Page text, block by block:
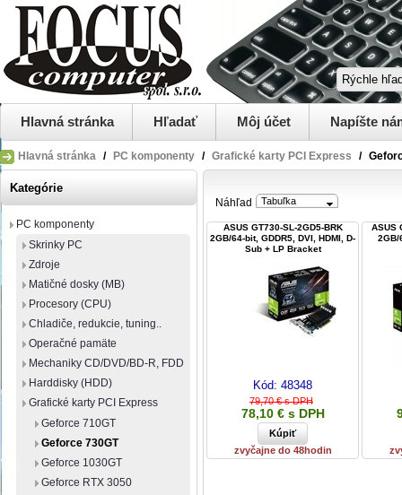
Hlavná stránka Hľadať Môj účet Napíšte
Hlavná stránka / PC komponenty / Grafické karty PCI Express /
Kategórie
PC komponenty
Skrinky PC
Zdroje
Matičné dosky (MB)
Procesory (CPU)
Chladiče, redukcie, tuning..
Operačné pamäte
Mechaniky CD/DVD/BD-R, FDD
Harddisky (HDD)
Grafické karty PCI Express
Geforce 710GT
Geforce 730GT
Geforce 1030GT
Geforce RTX 3050
Náhľad Tabuľka
ASUS GT730-SL-2GD5-BRK
2GB/64-bit, GDDR5, DVI, HDMI, D-
Sub + LP Bracket
Kód: 48348
79,70 € s DPH
78,10 € s DPH
zvyčajne do 48hodin
ASUS
2GB/